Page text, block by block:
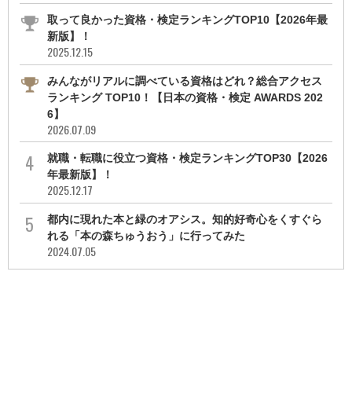
取って良かった資格・検定ランキングTOP10【2026年最
新版】！
2025.12.15
みんながリアルに調べている資格はどれ？総合アクセス
ランキング TOP10！【日本の資格・検定 AWARDS 202
6】
2026.07.09
就職・転職に役立つ資格・検定ランキングTOP30【2026
年最新版】！
2025.12.17
都内に現れた本と緑のオアシス。知的好奇心をくすぐら
れる「本の森ちゅうおう」に行ってみた
2024.07.05